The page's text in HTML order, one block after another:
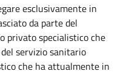
esclusivamente in
da parte del
privato specialistico che
servizio sanitario
che ha attualmente in